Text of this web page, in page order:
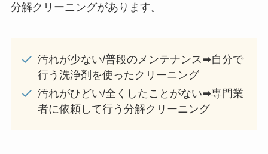
分解クリーニングがあります。
汚れが少ない/普段のメンテナンス➡自分で
行う洗浄剤を使ったクリーニング
汚れがひどい/全くしたことがない➡専門業
者に依頼して行う分解クリーニング